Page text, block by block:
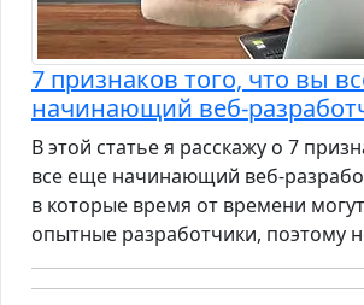
7 признаков того, что вы
начинающий веб-
В этой статье я расскажу о 7
все еще начинающий веб-
в которые время от времени
опытные разработчики, поэтому